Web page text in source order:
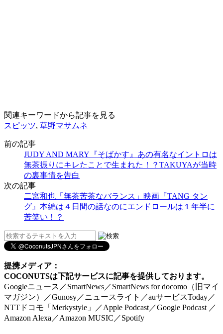
関連キーワードから記事を見る
スピッツ, 草野マサムネ
前の記事
JUDY AND MARY『そばかす』あの有名なイントロは
無茶振りにキレたことで生まれた！？TAKUYAが当時
の裏事情を告白
次の記事
二宮和也「無茶苦茶なバランス」映画『TANG タン
グ』本編は４日間の話なのにエンドロールは１年半に
苦笑い！？
提携メディア：
COCONUTSは下記サービスに記事を提供しております。
Googleニュース／SmartNews／SmartNews for docomo（旧マイ
マガジン）／Gunosy／ニュースライト／auサービスToday／
NTTドコモ「Merkystyle」／Apple Podcast／Google Podcast ／
Amazon Alexa／Amazon MUSIC／Spotify